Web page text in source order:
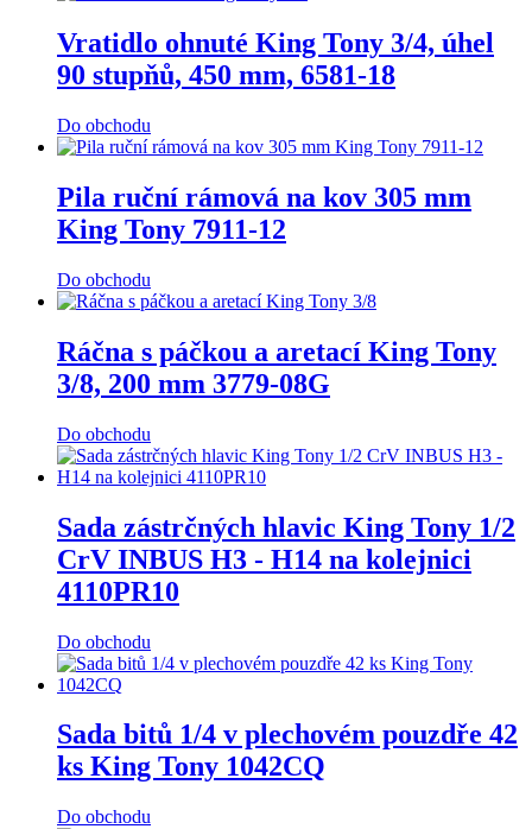
Vratidlo ohnuté King Tony 3/4, úhel
90 stupňů, 450 mm, 6581-18
Do obchodu
Pila ruční rámová na kov 305 mm
King Tony 7911-12
Do obchodu
Ráčna s páčkou a aretací King Tony
3/8, 200 mm 3779-08G
Do obchodu
Sada zástrčných hlavic King Tony 1/2
CrV INBUS H3 - H14 na kolejnici
4110PR10
Do obchodu
Sada bitů 1/4 v plechovém pouzdře 42
ks King Tony 1042CQ
Do obchodu